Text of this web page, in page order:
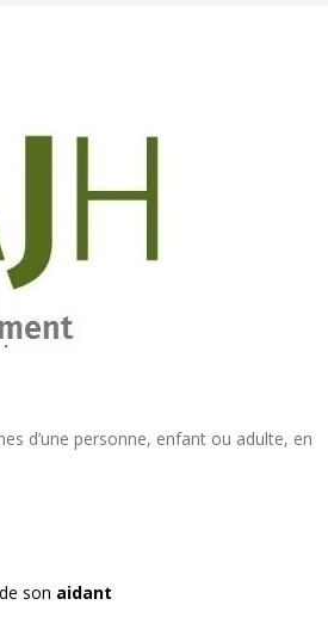
d’une personne, enfant ou adulte, en
son aidant